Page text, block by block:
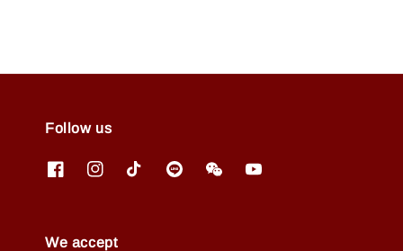
Follow us
We accept